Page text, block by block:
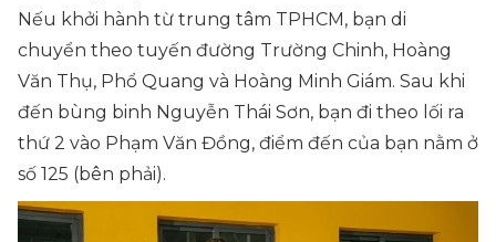
Nếu khởi hành từ trung tâm TPHCM, bạn di
chuyển theo tuyến đường Trường Chinh, Hoàng
Văn Thụ, Phổ Quang và Hoàng Minh Giám. Sau khi
đến bùng binh Nguyễn Thái Sơn, bạn đi theo lối ra
thứ 2 vào Phạm Văn Đồng, điểm đến của bạn nằm ở
số 125 (bên phải).